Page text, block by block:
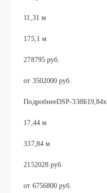
11,31 м
175,1 м
278795 руб.
от 3502000 руб.
ПодробнееDSP-338Б19,84х
17,44 м
337,84 м
2152028 руб.
от 6756800 руб.